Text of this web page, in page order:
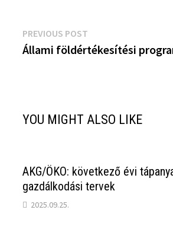
Bejegyzés
navigáció
PREVIOUS POST
post:
Állami földértékesítési
YOU MIGHT ALSO LIKE
AKG/ÖKO: következő évi
gazdálkodási tervek
2025.09.25.